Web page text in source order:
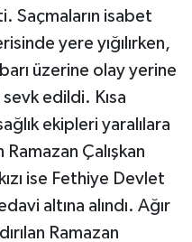
Saçmaların isabet
yere yığılırken,
üzerine olay yerine
edildi. Kısa
ekipleri yaralılara
Çalışkan
ise Fethiye Devlet
altına alındı. Ağır
Ramazan